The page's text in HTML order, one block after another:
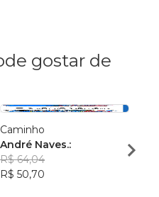
gostar de
Caminho
André Naves.:
R$ 64,04
R$ 50,70
R$